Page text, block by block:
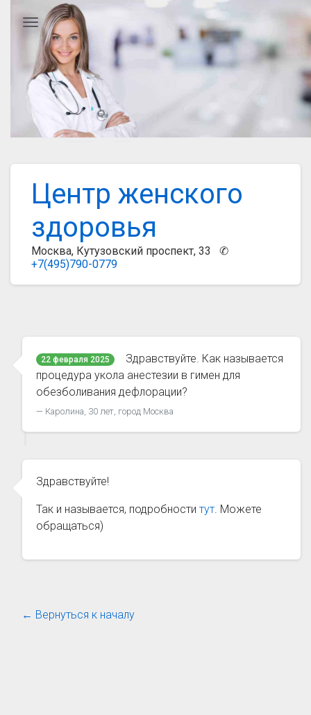
Центр женского
здоровья
Москва, Кутузовский проспект, 33 ✆
+7(495)790-0779
Главное меню
22 февраля 2025
Здравствуйте. Как называется
процедура укола анестезии в гимен для
обезболивания дефлорации?
Каролина, 30 лет, город Москва
Здравствуйте!
Так и называется, подробности тут. Можете
обращаться)
← Вернуться к началу